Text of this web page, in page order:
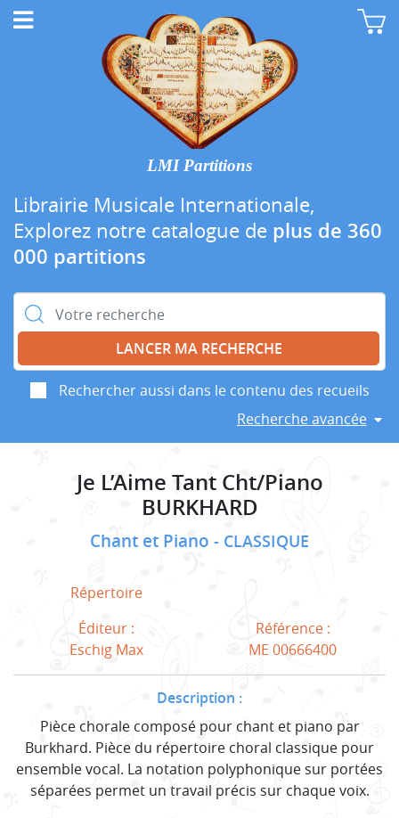
LMI Partitions
Librairie Musicale Internationale,
Explorez notre catalogue de plus de 360
000 partitions
Rechercher :
Rechercher aussi dans le contenu des recueils
Recherche avancée
Je L’Aime Tant Cht/Piano
BURKHARD
Chant et Piano CLASSIQUE
Répertoire
Éditeur :
Eschig Max
Référence :
ME 00666400
Description :
Pièce chorale composé pour chant et piano par
Burkhard. Pièce du répertoire choral classique pour
ensemble vocal. La notation polyphonique sur portées
séparées permet un travail précis sur chaque voix.